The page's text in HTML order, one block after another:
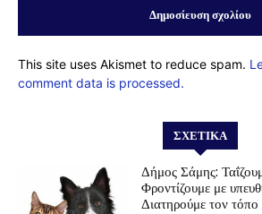
This site uses Akismet to reduce spam.
comment data is processed.
ΣΧΕΤΙΚΆ
Δήμος Σάμης:
Φροντίζουμε με
Διατηρούμε τον